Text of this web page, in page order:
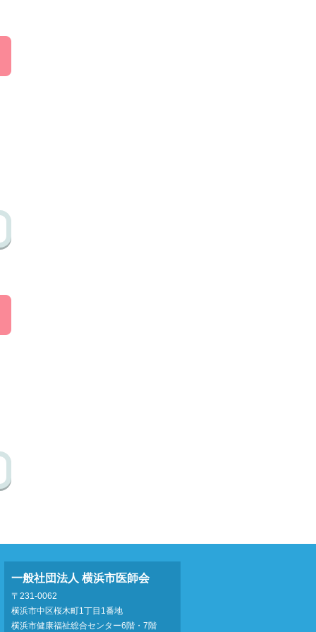
一般社団法人 横浜市医師会
〒231-0062
横浜市中区桜木町1丁目1番地
横浜市健康福祉総合センター6階・7階